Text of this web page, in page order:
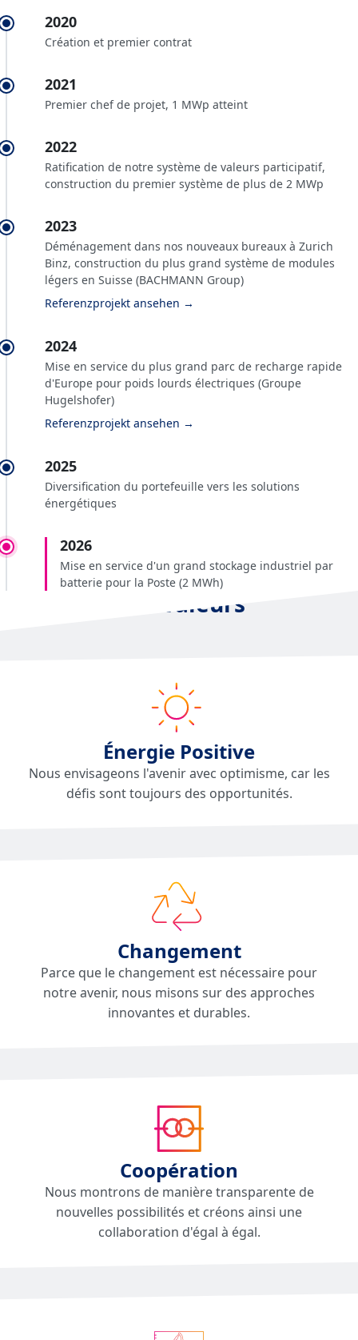
2020
Création et premier contrat
2021
Premier chef de projet, 1 MWp atteint
2022
Ratification de notre système de valeurs participatif,
construction du premier système de plus de 2 MWp
2023
Déménagement dans nos nouveaux bureaux à Zurich
Binz, construction du plus grand système de modules
légers en Suisse (BACHMANN Group)
Referenzprojekt ansehen →
2024
Mise en service du plus grand parc de recharge rapide
d'Europe pour poids lourds électriques (Groupe
Hugelshofer)
Referenzprojekt ansehen →
2025
Diversification du portefeuille vers les solutions
énergétiques
2026
Mise en service d'un grand stockage industriel par
batterie pour la Poste (2 MWh)
Nos Valeurs
Énergie Positive
Nous envisageons l'avenir avec optimisme, car les
défis sont toujours des opportunités.
Changement
Parce que le changement est nécessaire pour
notre avenir, nous misons sur des approches
innovantes et durables.
Coopération
Nous montrons de manière transparente de
nouvelles possibilités et créons ainsi une
collaboration d'égal à égal.